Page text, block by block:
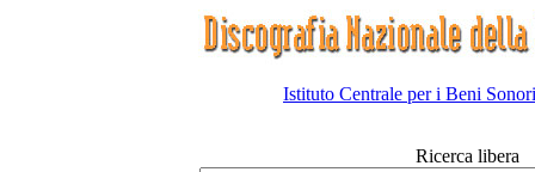
Istituto Centrale per i Beni
Ricerca libera